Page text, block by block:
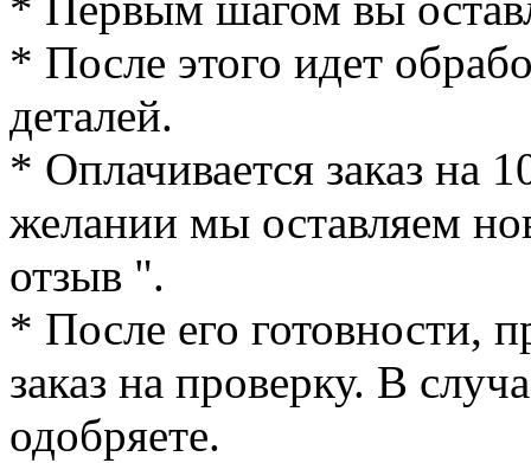
* После этого идет
деталей.
* Оплачивается заказ на
желании мы оставляем
отзыв ".
* После его готовности,
заказ на проверку. В
одобряете.